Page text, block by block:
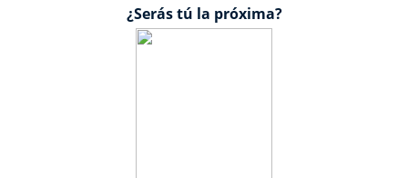
¿Serás tú la próxima?